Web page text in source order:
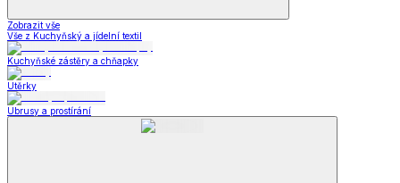
Zobrazit vše
Vše z Kuchyňský a jídelní textil
Kuchyňské zástěry a chňapky
Utěrky
Ubrusy a prostírání